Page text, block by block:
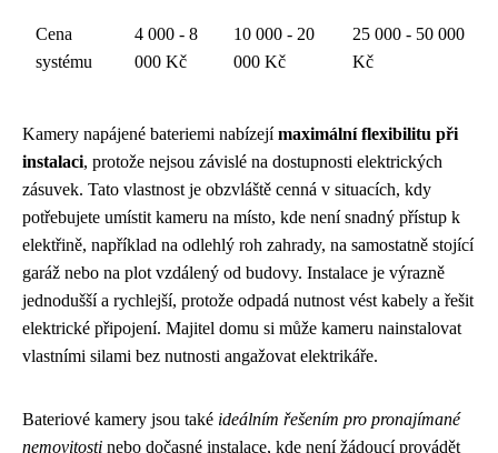
Cena
systému
4 000 - 8
000 Kč
10 000 - 20
000 Kč
25 000 - 50 000
Kč
Kamery napájené bateriemi nabízejímaximální flexibilitu při
instalaci, protože nejsou závislé na dostupnosti elektrických
zásuvek. Tato vlastnost je obzvláště cenná v situacích, kdy
potřebujete umístit kameru na místo, kde není snadný přístup k
elektřině, například na odlehlý roh zahrady, na samostatně stojící
garáž nebo na plot vzdálený od budovy. Instalace je výrazně
jednodušší a rychlejší, protože odpadá nutnost vést kabely a řešit
elektrické připojení. Majitel domu si může kameru nainstalovat
vlastními silami bez nutnosti angažovat elektrikáře.
Bateriové kamery jsou také ideálním řešením pro pronajímané
nemovitosti nebo dočasné instalace, kde není žádoucí provádět